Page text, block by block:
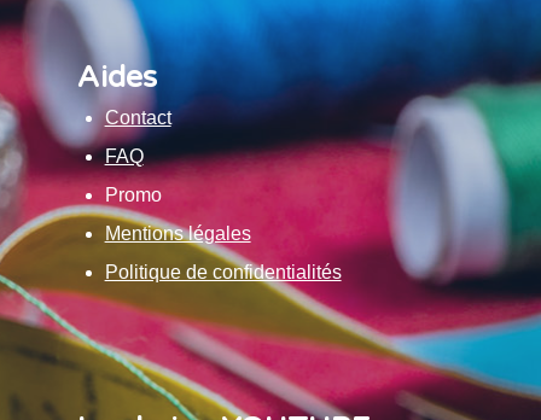
Aides
Contact
FAQ
Promo
Mentions légales
Politique de confidentialités